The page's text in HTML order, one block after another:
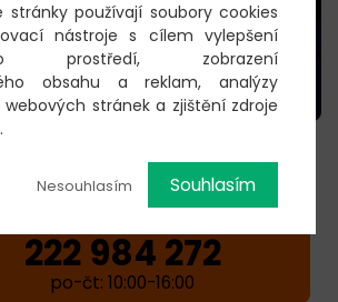
VSTUPENKY →
222 984 272
po-čt: 10:00-16:00
stránky používají soubory cookies
nástroje s cílem vylepšení
prostředí, zobrazení
obsahu a reklam, analýzy
stránek a zjištění zdroje
Nesouhlasím Souhlasím